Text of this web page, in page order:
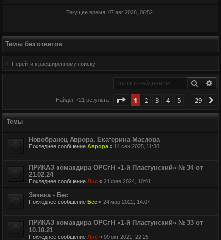
Текущее время: 07 авг 2026, 06:52
Темы без ответов
Перейти к расширенному поиску
Поиск
Найден 721 результат Страница из 29
1 2 3 4 5 29
Темы
Новобранец Аврора. Екатерина Маслова
Последнее сообщение Аврора « 14 сен 2025, 11:38
ПРИКАЗ командира ОРСпН «1-й Пластунский» № 34 от
21.02.24
Последнее сообщение Лис « 21 фев 2024, 10:01
Заявка - Бес
Последнее сообщение Бес « 24 мар 2022, 14:07
ПРИКАЗ командира ОРСпН «1-й Пластунский» № 33 от
10.10.21
Последнее сообщение Лис « 09 окт 2021, 22:25